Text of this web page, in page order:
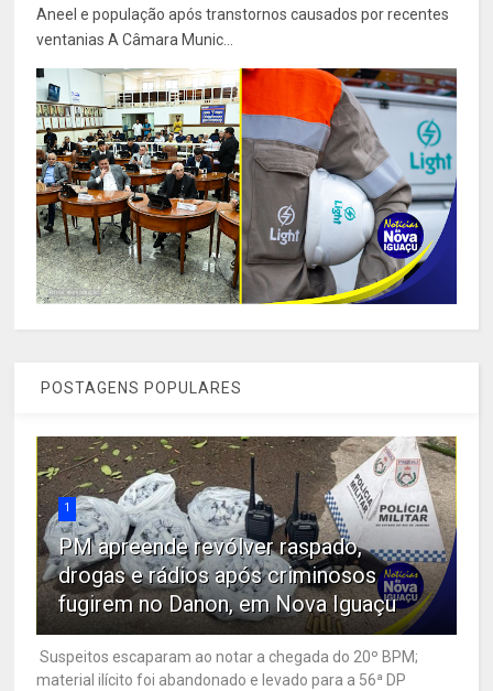
Aneel e população após transtornos causados por recentes
ventanias A Câmara Munic...
POSTAGENS POPULARES
1
PM apreende revólver raspado,
drogas e rádios após criminosos
fugirem no Danon, em Nova Iguaçu
Suspeitos escaparam ao notar a chegada do 20º BPM;
material ilícito foi abandonado e levado para a 56ª DP